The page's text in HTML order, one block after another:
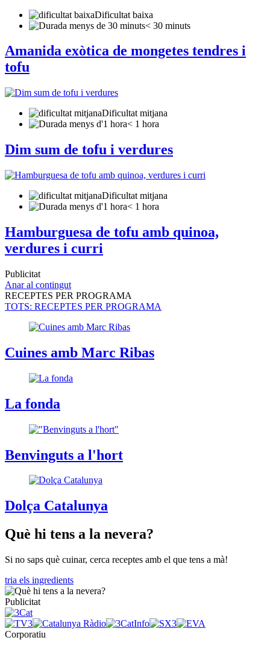
Dificultat baixa
< 30 minuts
Amanida exòtica de mongetes tendres i
tofu
Dificultat mitjana
< 1 hora
Dim sum de tofu i verdures
Dificultat mitjana
< 1 hora
Hamburguesa de tofu amb quinoa,
verdures i curri
Publicitat
Anar al contingut
RECEPTES PER PROGRAMA
TOTS: RECEPTES PER PROGRAMA
Cuines amb Marc Ribas
La fonda
Benvinguts a l'hort
Dolça Catalunya
Què hi tens a la nevera?
Si no saps què cuinar, cerca receptes amb el que tens a mà!
tria els ingredients
Publicitat
Corporatiu